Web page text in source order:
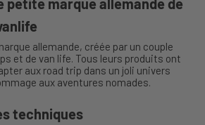
petite marque allemande de
allemande, créée par un couple
et de van life. Tous leurs produits ont
aux road trip dans un joli univers
aux aventures nomades.
techniques